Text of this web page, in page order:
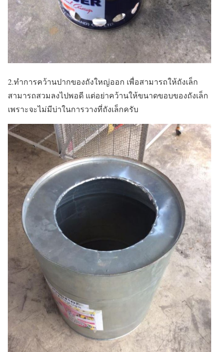
2.ทำการคว้านปากของถังใหญ่ออก เพื่อสามารถให้ถังเล็ก
สามารถสวมลงไปพอดี แต่อย่าคว้านให้ขนาดขอบของถังเล็ก
เพราะจะไม่มีบ่าในการวางที่ถังเล็กครับ